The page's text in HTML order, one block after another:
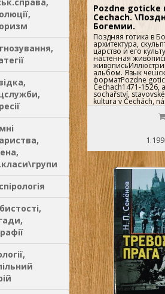
Pozdne goticke
Cechach.
Богемии.
Поздняя готика в
архитектура,
царство и его
настенная
альбом. Язык
форматPozdne
Cechach1471-1526,
sochařství,
kultura v Čechách,
desková malba,